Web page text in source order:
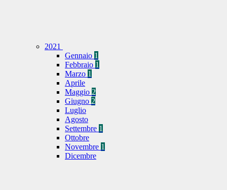
2021
Gennaio 1
Febbraio 1
Marzo 1
Aprile
Maggio 2
Giugno 2
Luglio
Agosto
Settembre 1
Ottobre
Novembre 1
Dicembre